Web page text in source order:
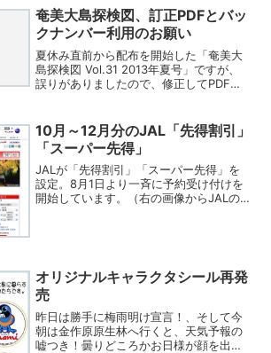
県内のテレビCMでも流れているのでご存
じの方も多いかと思い...
奄美大島探検図、訂正PDFとバッ
クナンバー利用のお願い
夏休み直前から配布を開始した「奄美大
島探検図 Vol.31 2013年夏号」ですが、
誤りがありましたので、修正してPDF版
訳ありません。また、上記「奄美大島探
検図」のペー...
10月～12月分のJAL「先得割引」
「スーパー先得」
JALが「先得割引」「スーパー先得」を
設定。8月1日より一斉に予約受け付けを
開始しています。（右の画像からJALの
オリジナルキャラクタシール再発
売
昨日は勝手に梅雨明け宣言！、そして今
朝は金作原原生林へ行くと、天気予報の
嘘つき！曇りどころかお日様が顔を出し